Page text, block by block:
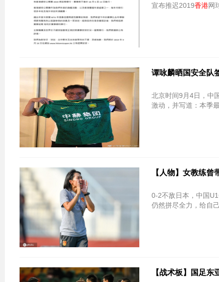
宣布推迟2019香港网
谭咏麟晒国安全队
北京时间9月4日，中
激动，并写道：本季
【人物】女教练
0-2不敌日本，中国
仍然拼尽全力，给自
【战术板】国足